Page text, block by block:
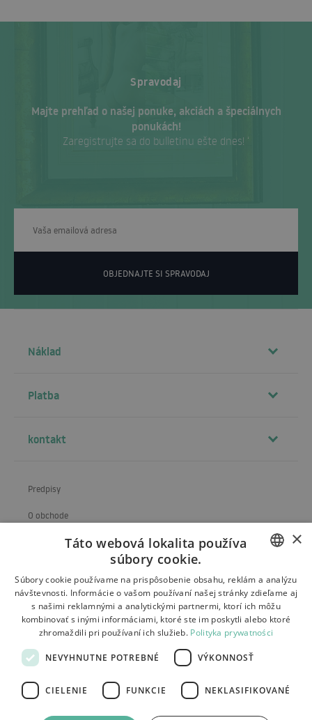
Spravodaj
Majte prehľad o našej ponuke, akciách a špeciálnych
ponukách!
Zaregistrujte sa do bulletinu ešte dnes! ‘
OBJEDNAJTE SI SPRAVODAJ
Náklad
Platba
kontakt
Predpisy
O obchode
Platby
Kontakt
POLISH
CZECH
ITALIAN
×
Táto webová lokalita používa
súbory cookie.
Súbory cookie používame na prispôsobenie obsahu, reklám a analýzu
návštevnosti. Informácie o vašom používaní našej stránky zdieľame aj
s našimi reklamnými a analytickými partnermi, ktorí ich môžu
kombinovať s inými informáciami, ktoré ste im poskytli alebo ktoré
zhromaždili pri používaní ich služieb. Polityka prywatności
NEVYHNUTNE POTREBNÉ VÝKONNOSŤ
CIELENIE FUNKCIE NEKLASIFIKOVANÉ